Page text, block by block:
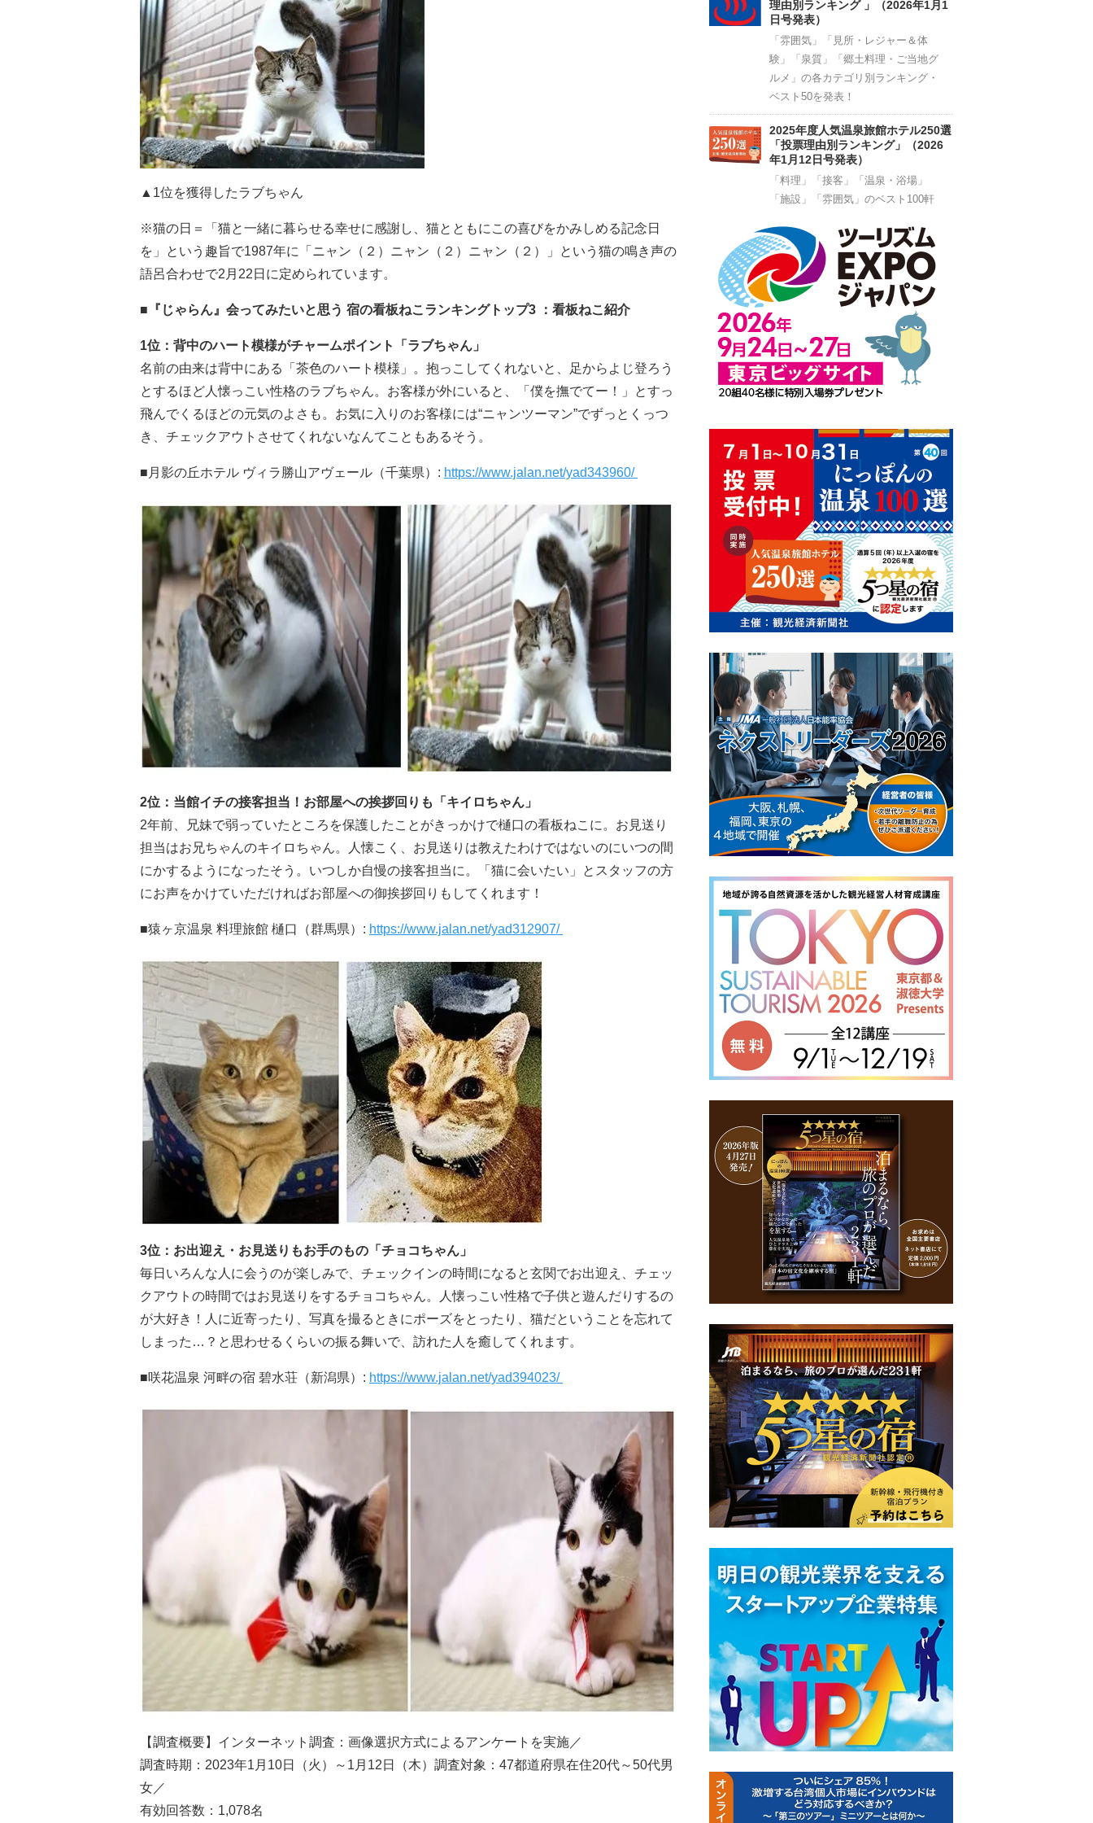
▲1位を獲得したラブちゃん
※猫の日＝「猫と一緒に暮らせる幸せに感謝し、猫とともにこの喜びをかみしめる記念日
を」という趣旨で1987年に「ニャン（２）ニャン（２）ニャン（２）」という猫の鳴き声の
語呂合わせで2月22日に定められています。
■『じゃらん』会ってみたいと思う 宿の看板ねこランキングトップ3 ：看板ねこ紹介
1位：背中のハート模様がチャームポイント「ラブちゃん」
名前の由来は背中にある「茶色のハート模様」。抱っこしてくれないと、足からよじ登ろう
とするほど人懐っこい性格のラブちゃん。お客様が外にいると、「僕を撫でてー！」とすっ
飛んでくるほどの元気のよさも。お気に入りのお客様には“ニャンツーマン”でずっとくっつ
き、チェックアウトさせてくれないなんてこともあるそう。
■月影の丘ホテル ヴィラ勝山アヴェール（千葉県）: https://www.jalan.net/yad343960/
2位：当館イチの接客担当！お部屋への挨拶回りも「キイロちゃん」
2年前、兄妹で弱っていたところを保護したことがきっかけで樋口の看板ねこに。お見送り
担当はお兄ちゃんのキイロちゃん。人懐こく、お見送りは教えたわけではないのにいつの間
にかするようになったそう。いつしか自慢の接客担当に。「猫に会いたい」とスタッフの方
にお声をかけていただければお部屋への御挨拶回りもしてくれます！
■猿ヶ京温泉 料理旅館 樋口（群馬県）: https://www.jalan.net/yad312907/
3位：お出迎え・お見送りもお手のもの「チョコちゃん」
毎日いろんな人に会うのが楽しみで、チェックインの時間になると玄関でお出迎え、チェッ
クアウトの時間ではお見送りをするチョコちゃん。人懐っこい性格で子供と遊んだりするの
が大好き！人に近寄ったり、写真を撮るときにポーズをとったり、猫だということを忘れて
しまった…？と思わせるくらいの振る舞いで、訪れた人を癒してくれます。
■咲花温泉 河畔の宿 碧水荘（新潟県）: https://www.jalan.net/yad394023/
【調査概要】インターネット調査：画像選択方式によるアンケートを実施／
調査時期：2023年1月10日（火）～1月12日（木）調査対象：47都道府県在住20代～50代男
女／
有効回答数：1,078名
理由別ランキング 」（2026年1月1
日号発表）
「雰囲気」「見所・レジャー＆体
験」「泉質」「郷土料理・ご当地グ
ルメ」の各カテゴリ別ランキング・
ベスト50を発表！
2025年度人気温泉旅館ホテル250選
「投票理由別ランキング」（2026
年1月12日号発表）
「料理」「接客」「温泉・浴場」
「施設」「雰囲気」のベスト100軒